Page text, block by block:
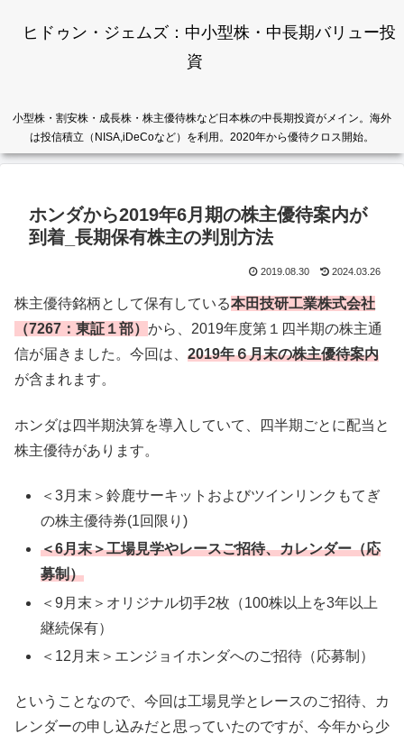
ヒドゥン・ジェムズ：中小型株・中長期バリュー投
資
小型株・割安株・成長株・株主優待株など日本株の中長期投資がメイン。海外
は投信積立（NISA,iDeCoなど）を利用。2020年から優待クロス開始。
ホンダから2019年6月期の株主優待案内が
到着_長期保有株主の判別方法
2019.08.30 2024.03.26
株主優待銘柄として保有している本田技研工業株式会社
（7267：東証１部） から、2019年度第１四半期の株主通
信が届きました。今回は、 2019年６月末の株主優待案内
が含まれます。
ホンダは四半期決算を導入していて、四半期ごとに配当と
株主優待があります。
＜3月末＞鈴鹿サーキットおよびツインリンクもてぎ
の株主優待券(1回限り)
＜6月末＞工場見学やレースご招待、カレンダー（応
募制）
＜9月末＞オリジナル切手2枚（100株以上を3年以上
継続保有）
＜12月末＞エンジョイホンダへのご招待（応募制）
ということなので、今回は工場見学とレースのご招待、カ
レンダーの申し込みだと思っていたのですが、今年から少